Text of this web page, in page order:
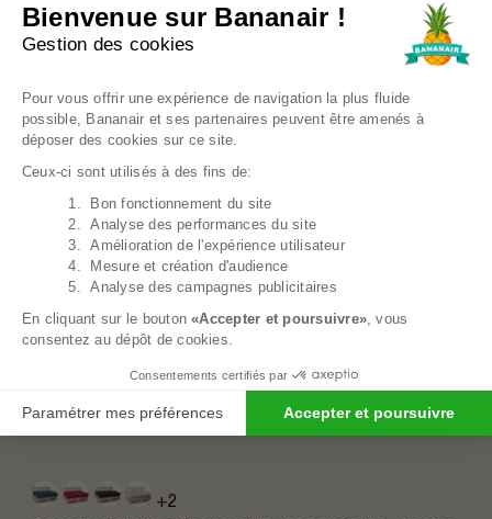
EN PROMO
+2
Bienvenue sur Bananair !
Gestion des cookies
Plateforme de Gestion du
Pour vous offrir une expérience de navigation la plus fluide
possible, Bananair et ses partenaires peuvent être amenés à
déposer des cookies sur ce site.
Ceux-ci sont utilisés à des fins de:
1. Bon fonctionnement du site
2. Analyse des performances du site
3. Amélioration de l'expérience utilisateur
4. Mesure et création d'audience
5. Analyse des campagnes publicitaires
En cliquant sur le bouton«Accepter et poursuivre» , vous
consentez au dépôt de cookies.
Consentements certifiés par
Paramétrer mes préférences Accepter et poursuivre
Axeptio consent